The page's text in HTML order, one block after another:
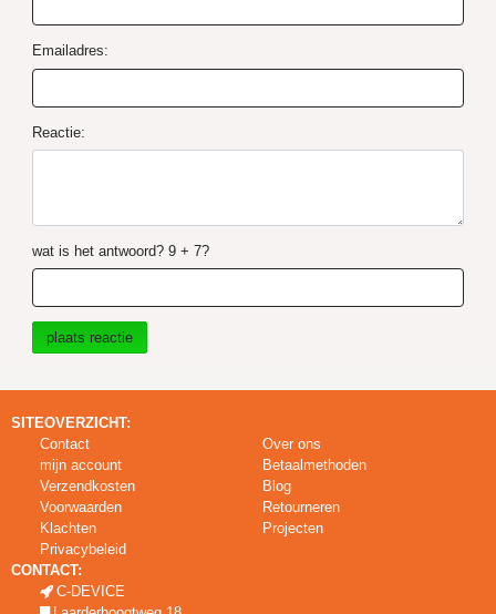
Emailadres:
Reactie:
wat is het antwoord? 9 + 7?
SITEOVERZICHT:
Contact
Over ons
mijn account
Betaalmethoden
Verzendkosten
Blog
Voorwaarden
Retourneren
Klachten
Projecten
Privacybeleid
CONTACT:
C-DEVICE